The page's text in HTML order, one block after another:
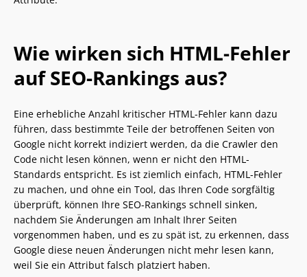
Wie wirken sich HTML-Fehler
auf SEO-Rankings aus?
Eine erhebliche Anzahl kritischer HTML-Fehler kann dazu
führen, dass bestimmte Teile der betroffenen Seiten von
Google nicht korrekt indiziert werden, da die Crawler den
Code nicht lesen können, wenn er nicht den HTML-
Standards entspricht. Es ist ziemlich einfach, HTML-Fehler
zu machen, und ohne ein Tool, das Ihren Code sorgfältig
überprüft, können Ihre SEO-Rankings schnell sinken,
nachdem Sie Änderungen am Inhalt Ihrer Seiten
vorgenommen haben, und es zu spät ist, zu erkennen, dass
Google diese neuen Änderungen nicht mehr lesen kann,
weil Sie ein Attribut falsch platziert haben.